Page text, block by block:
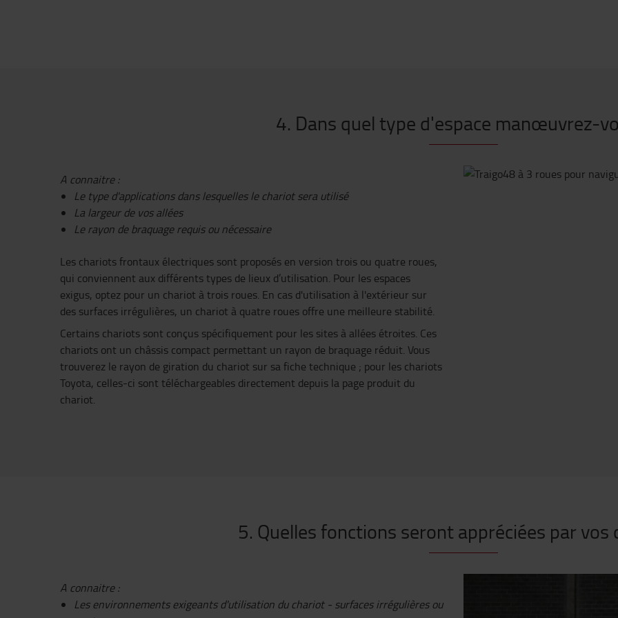
4. Dans quel type d'espace manœuvrez-
A connaitre :
Le type d'applications dans lesquelles le chariot sera utilisé
La largeur de vos allées
Le rayon de braquage requis ou nécessaire
Les chariots frontaux électriques sont proposés en version trois ou quatre roues,
qui conviennent aux différents types de lieux d’utilisation. Pour les espaces
exigus, optez pour un chariot à trois roues. En cas d'utilisation à l'extérieur sur
des surfaces irrégulières, un chariot à quatre roues offre une meilleure stabilité.
Certains chariots sont conçus spécifiquement pour les sites à allées étroites. Ces
chariots ont un châssis compact permettant un rayon de braquage réduit. Vous
trouverez le rayon de giration du chariot sur sa fiche technique ; pour les chariots
Toyota, celles-ci sont téléchargeables directement depuis la page produit du
chariot.
5. Quelles fonctions seront appréciées par vos
A connaitre :
Les environnements exigeants d'utilisation du chariot - surfaces irrégulières ou